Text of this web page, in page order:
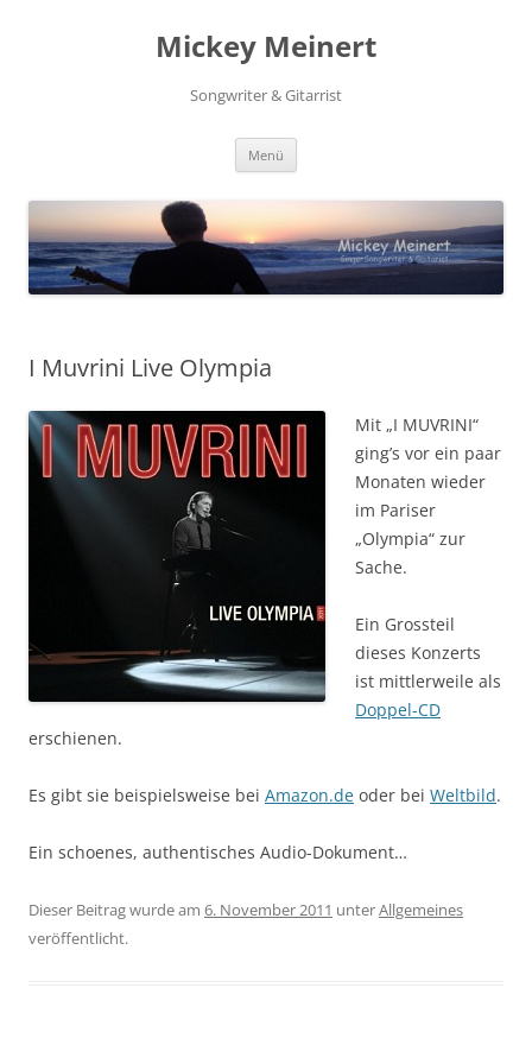
Mickey Meinert
Songwriter & Gitarrist
Menü
I Muvrini Live Olympia
Mit „I MUVRINI“
ging’s vor ein paar
Monaten wieder
im Pariser
„Olympia“ zur
Sache.
Ein Grossteil
dieses Konzerts
ist mittlerweile als
Doppel-CD
erschienen.
Es gibt sie beispielsweise bei Amazon.de oder bei Weltbild.
Ein schoenes, authentisches Audio-Dokument…
Dieser Beitrag wurde am 6. November 2011 unterAllgemeines
veröffentlicht.